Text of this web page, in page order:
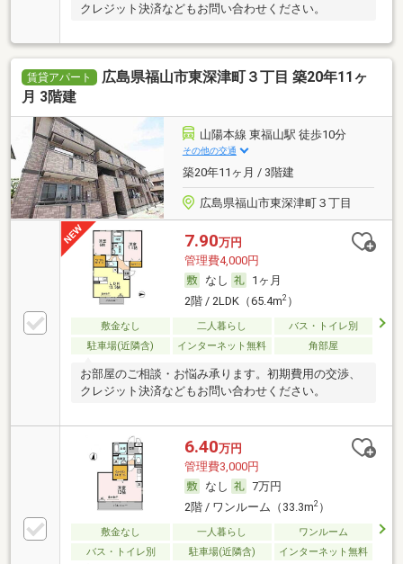
クレジット決済などもお問い合わせください。
賃貸アパート
広島県福山市東深津町３丁目 築20年11ヶ
月 3階建
山陽本線 東福山駅 徒歩10分
その他の交通
築20年11ヶ月 / 3階建
広島県福山市東深津町３丁目
7.90万円
管理費4,000円
なし
1ヶ月
2階 / 2LDK（65.4m2）
敷金なし 二人暮らし
バス・トイレ別
駐車場(近隣含)
インターネット無料 角部屋
お部屋のご相談・お悩み承ります。初期費用の交渉、
クレジット決済などもお問い合わせください。
6.40万円
管理費3,000円
なし
7万円
2階 / ワンルーム（33.3m2）
敷金なし 一人暮らし
ワンルーム
バス・トイレ別
駐車場(近隣含) インターネット無料